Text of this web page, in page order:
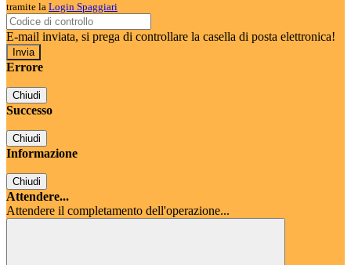
tramite la Login Spaggiari
E-mail inviata, si prega di controllare la casella di posta elettronica!
Errore
Chiudi
Successo
Chiudi
Informazione
Chiudi
Attendere...
Attendere il completamento dell'operazione...